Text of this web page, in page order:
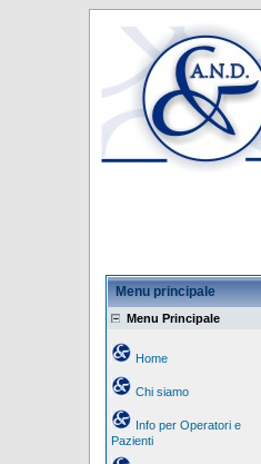
Menu principale
Menu Principale
Home
Chi siamo
Info per Operatori e
Pazienti